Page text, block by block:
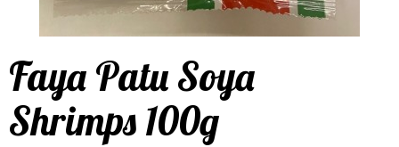
Faya Patu Soya
Shrimps 100g